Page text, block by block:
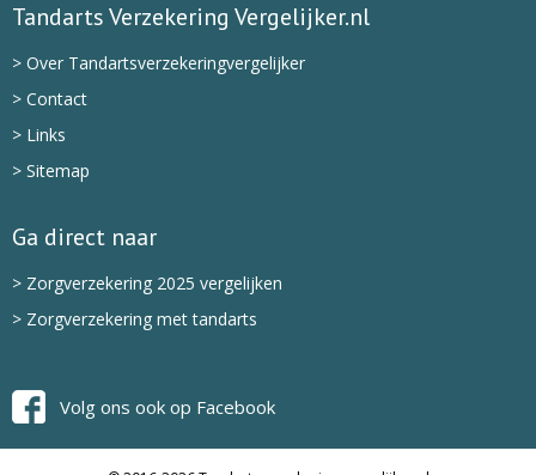
Tandarts Verzekering Vergelijker.nl
> Over Tandartsverzekeringvergelijker
> Contact
> Links
> Sitemap
Ga direct naar
> Zorgverzekering 2025 vergelijken
> Zorgverzekering met tandarts
Volg ons ook op Facebook